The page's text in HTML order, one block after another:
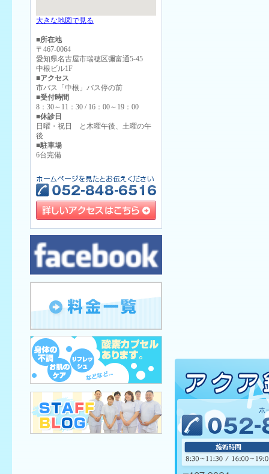
大きな地図で見る
■所在地
〒467-0064
愛知県名古屋市瑞穂区彌富通5-45
中根ビル1F
■アクセス
市バス「中根」バス停の前
■受付時間
8：30～11：30 / 16：00～19：00
■休診日
日曜・祝日 と木曜午後、土曜の午
後
■駐車場
6台完備